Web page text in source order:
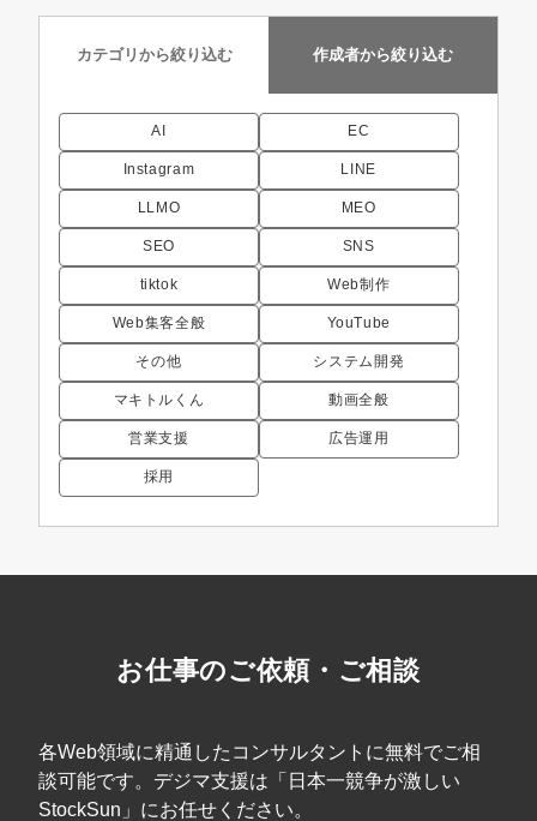
カテゴリから絞り込む 作成者から絞り込む
AI EC
Instagram LINE
LLMO MEO
SEO SNS
tiktok Web制作
Web集客全般 YouTube
その他 システム開発
マキトルくん 動画全般
営業支援 広告運用
採用
お仕事のご依頼・ご相談
各Web領域に精通したコンサルタントに無料でご相
談可能です。デジマ支援は「日本一競争が激しい
StockSun」にお任せください。